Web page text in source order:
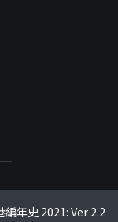
編年史 2021: Ver 2.2